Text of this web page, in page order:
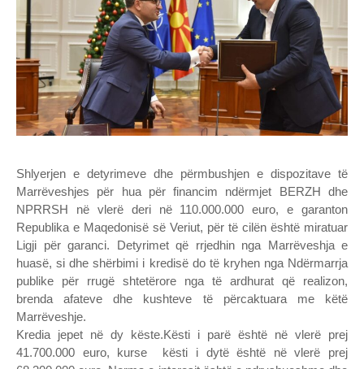
Shlyerjen e detyrimeve dhe përmbushjen e dispozitave të
Marrëveshjes për hua për financim ndërmjet BERZH dhe
NPRRSH në vlerë deri në 110.000.000 euro, e garanton
Republika e Maqedonisë së Veriut, për të cilën është miratuar
Ligji për garanci. Detyrimet që rrjedhin nga Marrëveshja e
huasë, si dhe shërbimi i kredisë do të kryhen nga Ndërmarrja
publike për rrugë shtetërore nga të ardhurat që realizon,
brenda afateve dhe kushteve të përcaktuara me këtë
Marrëveshje.
Kredia jepet në dy këste.Kësti i parë është në vlerë prej
41.700.000 euro, kurse kësti i dytë është në vlerë prej